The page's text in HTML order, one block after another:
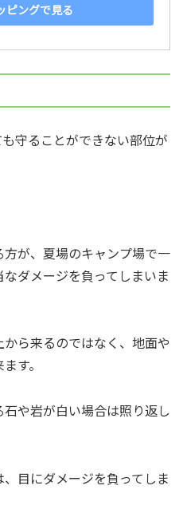
ピングで見る
守ることができない部位が
が、夏場のキャンプ場で一
ダメージを負ってしまいま
ら来るのではなく、地面や
す。
や岩が白い場合は照り返し
目にダメージを負ってしま